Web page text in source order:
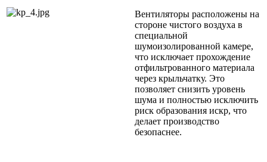
Вентиляторы расположены на
стороне чистого воздуха в
специальной
шумоизолированной камере,
что исключает прохождение
отфильтрованного материала
через крыльчатку. Это
позволяет снизить уровень
шума и полностью исключить
риск образования искр, что
делает производство
безопаснее.